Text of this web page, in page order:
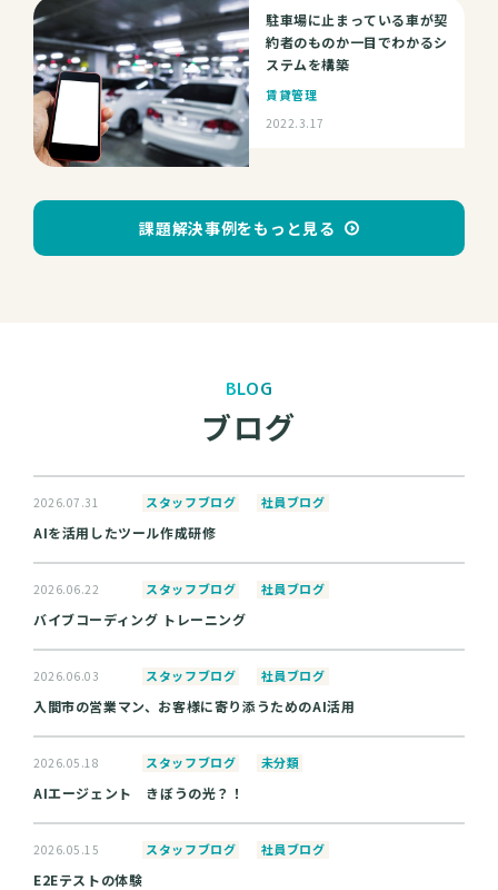
駐車場に止まっている車が契
約者のものか一目でわかるシ
ステムを構築
賃貸管理
2022.3.17
課題解決事例をもっと見る
BLOG
ブログ
2026.07.31 スタッフブログ 社員ブログ
AIを活用したツール作成研修
2026.06.22 スタッフブログ 社員ブログ
バイブコーディング トレーニング
2026.06.03 スタッフブログ 社員ブログ
入間市の営業マン、お客様に寄り添うためのAI活用
2026.05.18 スタッフブログ 未分類
AIエージェント きぼうの光？！
2026.05.15 スタッフブログ 社員ブログ
E2Eテストの体験